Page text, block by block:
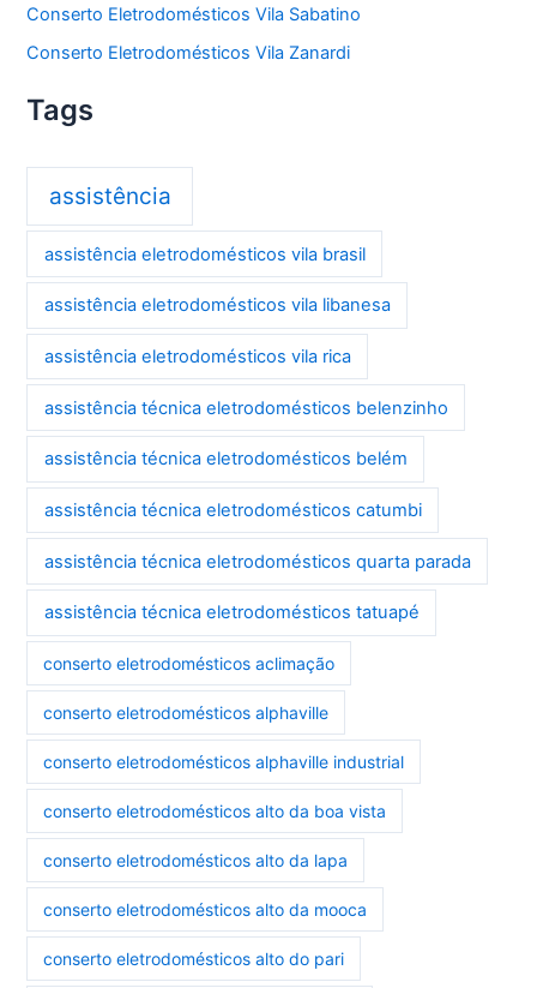
Conserto Eletrodomésticos Vila Sabatino
Conserto Eletrodomésticos Vila Zanardi
Tags
assistência
assistência eletrodomésticos vila brasil
assistência eletrodomésticos vila libanesa
assistência eletrodomésticos vila rica
assistência técnica eletrodomésticos belenzinho
assistência técnica eletrodomésticos belém
assistência técnica eletrodomésticos catumbi
assistência técnica eletrodomésticos quarta parada
assistência técnica eletrodomésticos tatuapé
conserto eletrodomésticos aclimação
conserto eletrodomésticos alphaville
conserto eletrodomésticos alphaville industrial
conserto eletrodomésticos alto da boa vista
conserto eletrodomésticos alto da lapa
conserto eletrodomésticos alto da mooca
conserto eletrodomésticos alto do pari